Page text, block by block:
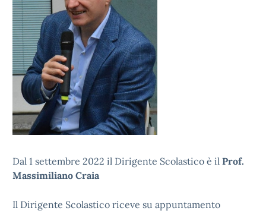
Dal 1 settembre 2022 il Dirigente Scolastico è il Prof.
Massimiliano Craia
Il Dirigente Scolastico riceve su appuntamento